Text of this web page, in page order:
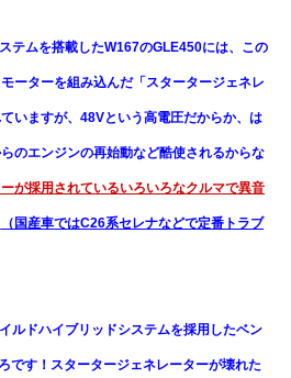
テムを搭載したW167のGLE450には、この
ーターを組み込んだ「スタータージェネレ
いますが、48Vという高電圧だからか、は
のエンジンの再始動など酷使されるからな
が採用されているいろいろなクルマで異音
（国産車ではC26系セレナなどで定番トラブ
ルドハイブリッドシステムを採用したベン
です！スタータージェネレーターが壊れた